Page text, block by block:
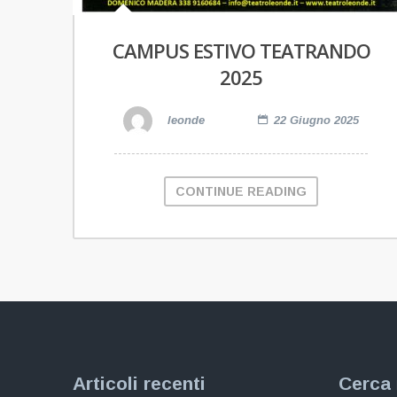
CAMPUS ESTIVO TEATRANDO
2025
leonde 22 Giugno 2025
CONTINUE READING
Articoli recenti